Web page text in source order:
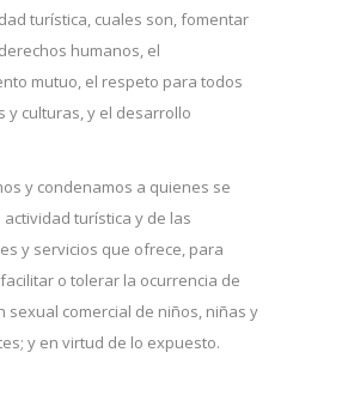
turística, cuales son, fomentar
humanos, el
mutuo, el respeto para todos
y culturas, y el desarrollo
y condenamos a quienes se
turística y de las
y servicios que ofrece, para
o tolerar la ocurrencia de
sexual comercial de niños, niñas y
y en virtud de lo expuesto.